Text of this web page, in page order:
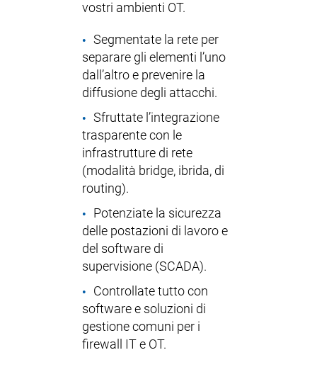
vostri ambienti OT.
Segmentate la rete per
separare gli elementi l’uno
dall’altro e prevenire la
diffusione degli attacchi.
Sfruttate l’integrazione
trasparente con le
infrastrutture di rete
(modalità bridge, ibrida, di
routing).
Potenziate la sicurezza
delle postazioni di lavoro e
del software di
supervisione (SCADA).
Controllate tutto con
software e soluzioni di
gestione comuni per i
firewall IT e OT.